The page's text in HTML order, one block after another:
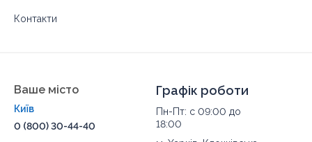
Контакти
Ваше місто
Київ
0 (800) 30-44-40
Графік роботи
Пн-Пт: с 09:00 до
18:00